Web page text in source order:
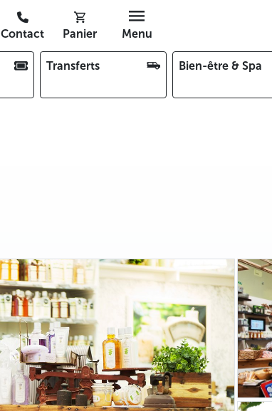
Contact Panier Menu
Transferts Bien-être & Spa